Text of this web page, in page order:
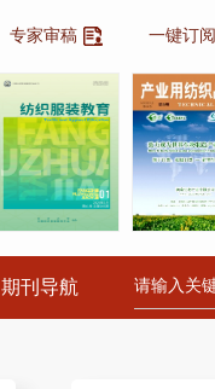
专家审稿 一键订阅
期刊导航